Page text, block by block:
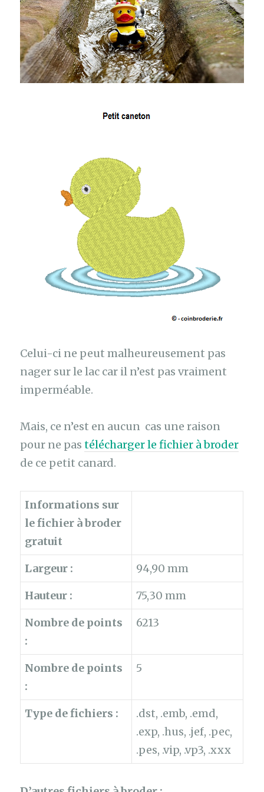
Celui-ci ne peut malheureusement pas
nager sur le lac car il n’est pas vraiment
imperméable.
Mais, ce n’est en aucun cas une raison
pour ne pastélécharger le fichier à broder
de ce petit canard.
Informations sur
le fichier à broder
gratuit
Largeur :
94,90 mm
Hauteur :
75,30 mm
Nombre de points
:
6213
Nombre de points
:
5
Type de fichiers :
.dst, .emb, .emd,
.exp, .hus, .jef, .pec,
.pes, .vip, .vp3, .xxx